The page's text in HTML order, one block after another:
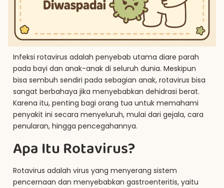
Infeksi rotavirus adalah penyebab utama diare parah
pada bayi dan anak-anak di seluruh dunia. Meskipun
bisa sembuh sendiri pada sebagian anak, rotavirus bisa
sangat berbahaya jika menyebabkan dehidrasi berat.
Karena itu, penting bagi orang tua untuk memahami
penyakit ini secara menyeluruh, mulai dari gejala, cara
penularan, hingga pencegahannya.
Apa Itu Rotavirus?
Rotavirus adalah virus yang menyerang sistem
pencernaan dan menyebabkan gastroenteritis, yaitu